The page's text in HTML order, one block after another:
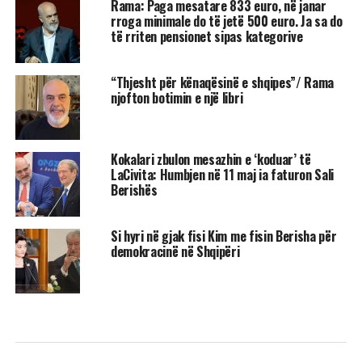
Rama: Paga mesatare 833 euro, në janar
rroga minimale do të jetë 500 euro. Ja sa do
të rriten pensionet sipas kategorive
“Thjesht për kënaqësinë e shqipes”/ Rama
njofton botimin e një libri
Kokalari zbulon mesazhin e ‘koduar’ të
LaCivita: Humbjen në 11 maj ia faturon Sali
Berishës
Si hyri në gjak fisi Kim me fisin Berisha për
demokracinë në Shqipëri